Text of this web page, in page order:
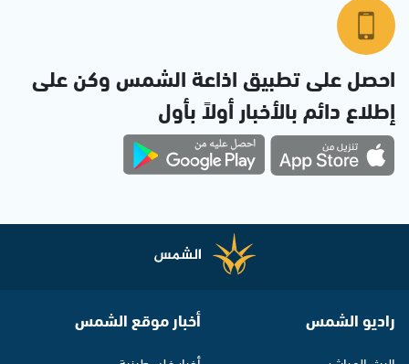
احصل على تطبيق اذاعة الشمس وكن على
إطلاع دائم بالأخبار أولاً بأول
راديو الشمس أخبار موقع الشمس